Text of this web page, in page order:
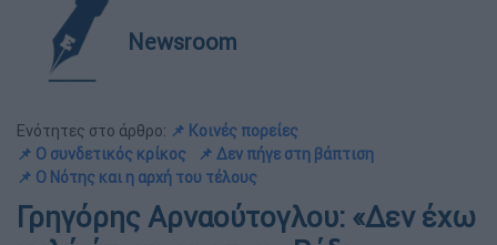
Newsroom
Ενότητες στο άρθρο: 📌 Κοινές πορείες
📌 Ο συνδετικός κρίκος
📌 Δεν πήγε στη βάπτιση
📌 Ο Νότης και η αρχή του τέλους
Γρηγόρης Αρναούτογλου: «Δεν έχω